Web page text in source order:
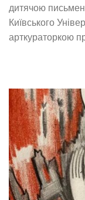
дитячою
Київського
арткураторкою